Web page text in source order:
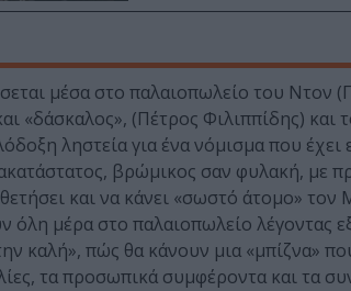
μέσα στο παλαιοπωλείο του
«δάσκαλος», (Πέτρος Φιλιππίδης)
ληστεία για ένα νόμισμα που
βρώμικος σαν φυλακή, με
και να κάνει «σωστό άτομο»
όλη μέρα στο παλαιοπωλείο λέγοντας
καλή», πώς θα κάνουν μια «μπίζνα»
τα προσωπικά συμφέροντα και τα